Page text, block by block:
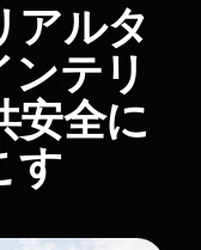
アルタ
テリ
安全に
す